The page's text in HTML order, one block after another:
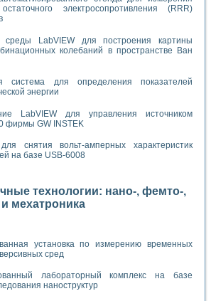
электросопротивления (RRR)
среды LabVIEW для построения картины
колебаний в пространстве Ван
система для определения показателей
энергии
LabVIEW для управления источником
фирмы GW INSTEK
снятия вольт-амперных характеристик
на базе USB-6008
технологии: нано-, фемто-,
мехатроника
установка по измерению временных
сред
лабораторный комплекс на базе
наноструктур